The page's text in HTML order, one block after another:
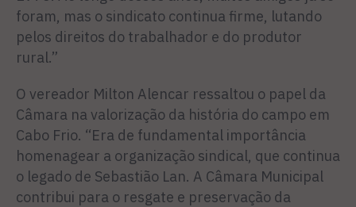
foram, mas o sindicato continua firme, lutando
pelos direitos do trabalhador e do produtor
rural.”
O vereador Milton Alencar ressaltou o papel da
Câmara na valorização da história do campo em
Cabo Frio. “Era de fundamental importância
homenagear a organização sindical, que continua
o legado de Sebastião Lan. A Câmara Municipal
contribui para o resgate e preservação da